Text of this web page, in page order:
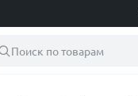
Поиск по товарам